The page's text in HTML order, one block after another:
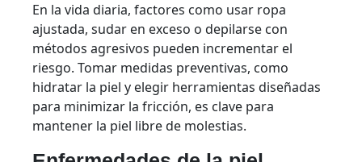
En la vida diaria, factores como usar ropa
ajustada, sudar en exceso o depilarse con
métodos agresivos pueden incrementar el
riesgo. Tomar medidas preventivas, como
hidratar la piel y elegir herramientas diseñadas
para minimizar la fricción, es clave para
mantener la piel libre de molestias.